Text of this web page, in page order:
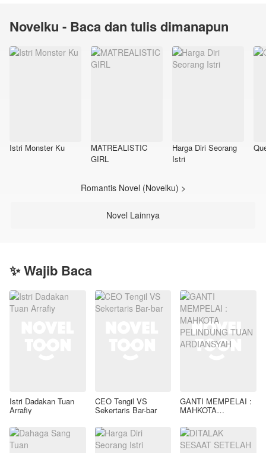
Novelku - Baca dan tulis dimanapun
Istri Monster Ku
MATREALISTIC
GIRL
Harga Diri Seorang
Istri
Romantis Novel (Novelku) >
Novel Lainnya
✨ Wajib Baca
Istri Dadakan Tuan
Arrafiy
CEO Tengil VS
Sekertaris Bar-bar
GANTI MEMPELAI :
MAHKOTA
ARDIANSYAH